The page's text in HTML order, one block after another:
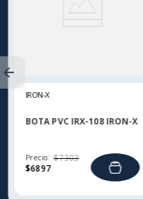
IRON-X
BOTA PVC IRX-108 IRON-X
Precio:
$6897
$7303